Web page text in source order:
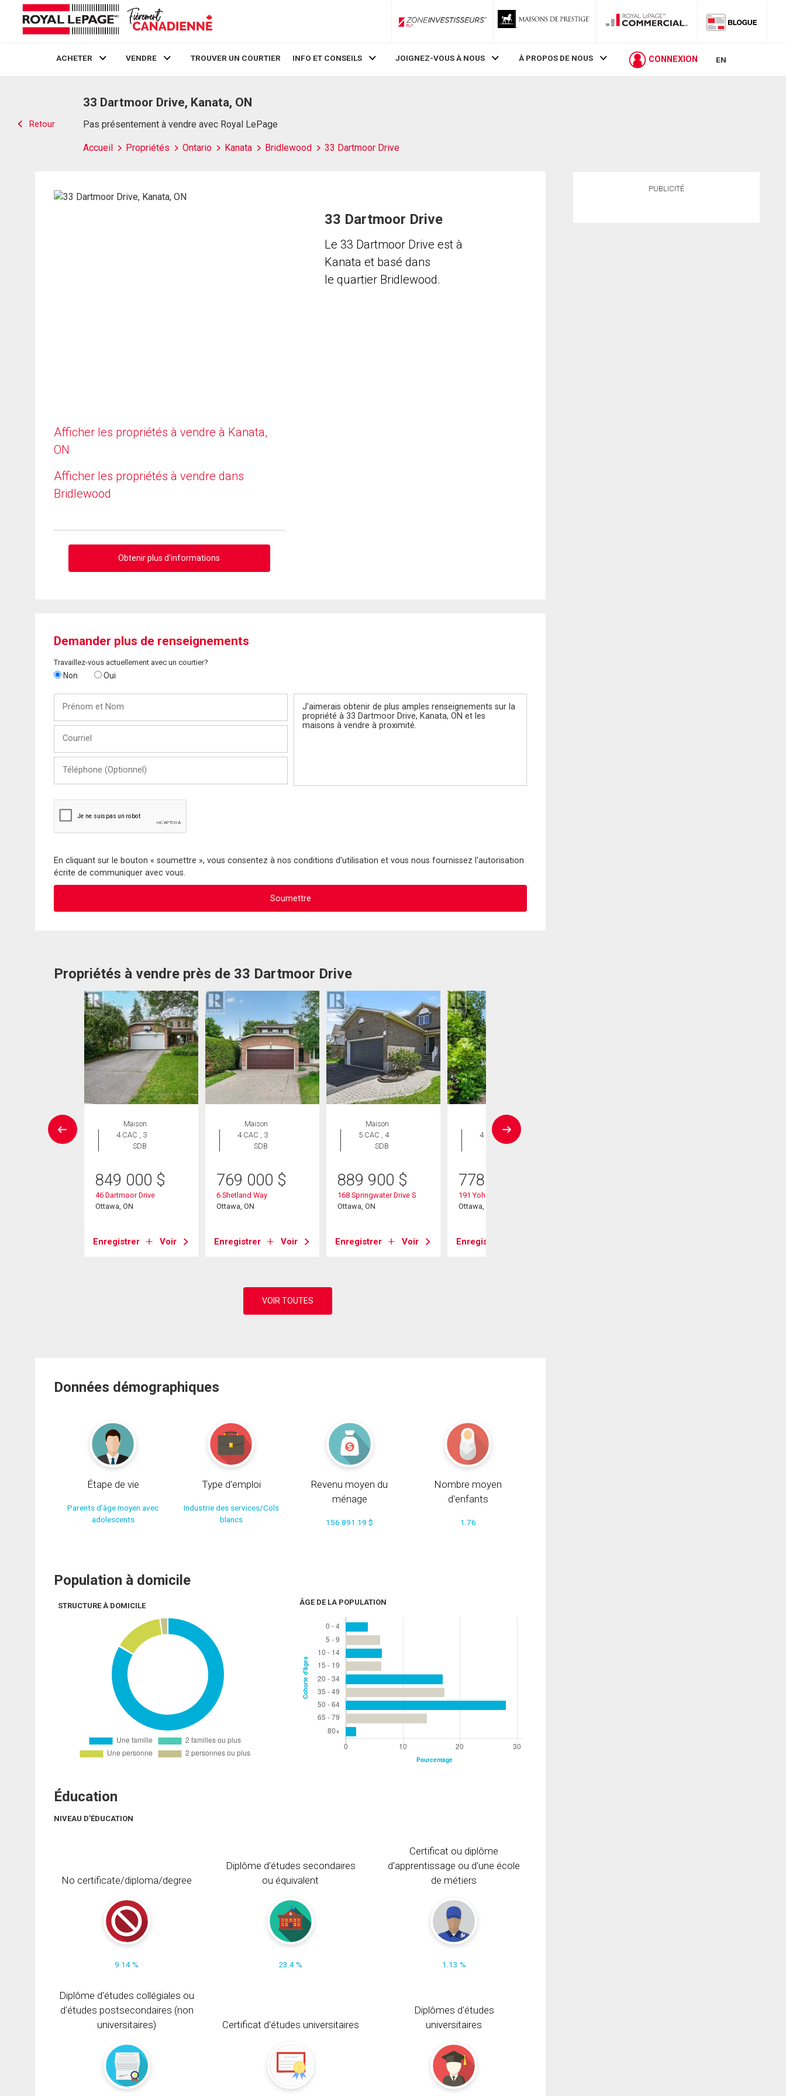
ZoneInvestisseurs RLP
ACHETER VENDRE TROUVER UN COURTIER INFO ET CONSEILS JOIGNEZ-VOUS À NOUS À PROPOS DE NOUS CONNEXION EN
Retour
33 Dartmoor Drive, Kanata, ON
Pas présentement à vendre avec Royal LePage
Accueil Propriétés Ontario Kanata Bridlewood 33 Dartmoor Drive
Afficher les propriétés à vendre à Kanata,
ON
Afficher les propriétés à vendre dans
Bridlewood
Obtenir plus d'informations
33 Dartmoor Drive
Le 33 Dartmoor Drive est à
Kanata et basé dans
le quartier Bridlewood.
Demander plus de renseignements
Travaillez-vous actuellement avec un courtier?
Non Oui
Nom
(Optionnel)
En cliquant sur le bouton « soumettre », vous consentez à nos conditions d'utilisation et vous nous fournissez l'autorisation
écrite de communiquer avec vous.
Propriétés à vendre près de 33 Dartmoor Drive
Maison
4 CAC , 3
SDB
849 000 $
46 Dartmoor Drive
Ottawa, ON
Enregistrer Voir
Maison
4 CAC , 3
SDB
769 000 $
6 Shetland Way
Ottawa, ON
Enregistrer Voir
Maison
5 CAC , 4
SDB
889 900 $
168 Springwater Drive S
Ottawa, ON
Enregistrer Voir
Maison
4 CAC , 4
SDB
778 000
191 Yoho Drive
Ottawa, ON
Enregistrer
Données démographiques
Étape de vie
Parents d'âge moyen avec
adolescents
Type d'emploi
Industrie des services/Cols
blancs
Revenu moyen du
ménage
156 891.19 $
Nombre moyen
d'enfants
1.76
Population à domicile
STRUCTURE À DOMICILE ÂGE DE LA POPULATION
Éducation
NIVEAU D'ÉDUCATION
No certificate/diploma/degree
9.14 %
Diplôme d'études secondaires
ou équivalent
23.4 %
Certificat ou diplôme
d'apprentissage ou d'une école
de métiers
1.13 %
Diplôme d'études collégiales ou
d'études postsecondaires (non
universitaires)
Certificat d'études universitaires
Diplômes d'études
universitaires
PUBLICITÉ